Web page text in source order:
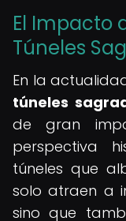
El Impacto
Túneles
En la
túneles
de gran
perspectiva
túneles que
solo atraen a
sino que